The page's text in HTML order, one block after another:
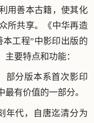
用善本古籍，使其化
所共享。《中华再造
工程”中影印出版的
要特点和功能：
部分版本系首次影印
有价值的一部分。
年代，自唐迄清分为